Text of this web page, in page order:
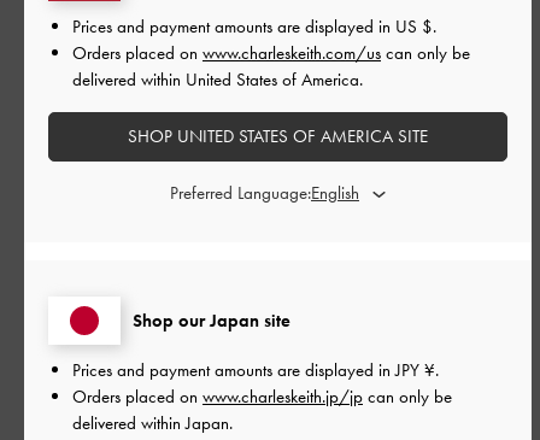
とてもよかった
とてもよかった
このレビューは役に立ちましたか？
Shop our Japan site
Prices and payment amounts are displayed inJPY ¥.
Orders placed on www.charleskeith.jp/jp can only be
delivered within Japan.
Prices and payment amounts are displayed in US $.
Orders placed on www.charleskeith.com/us can only be
delivered within United States of America.
SHOP UNITED STATES OF AMERICA SITE
Preferred Language: